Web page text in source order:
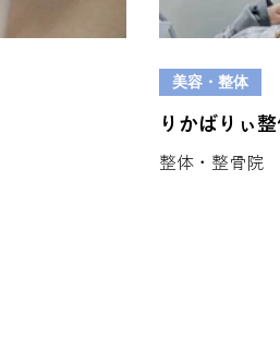
りかばりぃ
整体・整骨院
美容・整体